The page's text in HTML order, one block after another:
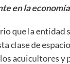
en la
que la entidad
clase de
acuicultores y